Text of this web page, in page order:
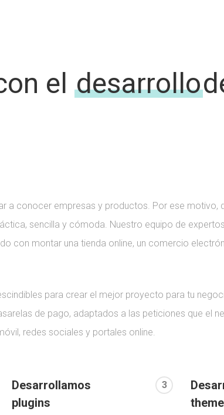
el desarrollo
a conocer empresas y productos. Por ese motivo,
sencilla y cómoda. Nuestro equipo de
con montar una tienda online, un comercio
para crear el mejor proyecto para tu
de pago, adaptados a las peticiones que el
redes sociales y portales online.
Desarrollamos
plugins
3